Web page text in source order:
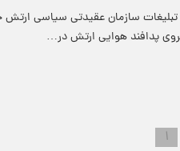
سازمان عقیدتی سیاسی ارتش
پدافند هوایی ارتش در…
۱